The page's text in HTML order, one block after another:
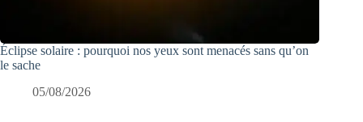
Éclipse solaire : pourquoi nos yeux sont menacés sans qu’on
le sache
05/08/2026